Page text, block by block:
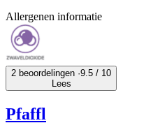
Allergenen informatie
2 beoordelingen ·9.5 / 10
Lees
Pfaffl